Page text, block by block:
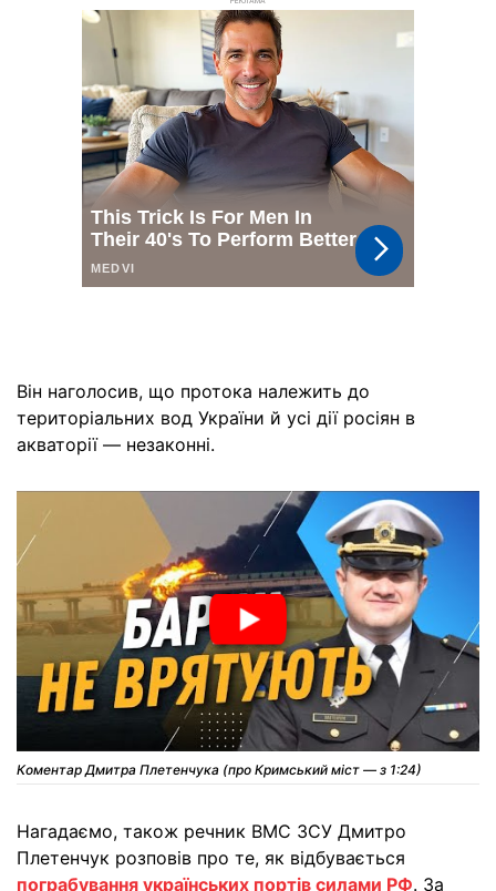
Він наголосив, що протока належить до
територіальних вод України й усі дії росіян в
акваторії — незаконні.
Коментар Дмитра Плетенчука (про Кримський міст — з 1:24)
Нагадаємо, також речник ВМС ЗСУ Дмитро
Плетенчук розповів про те, як відбувається
пограбування українських портів силами РФ. За